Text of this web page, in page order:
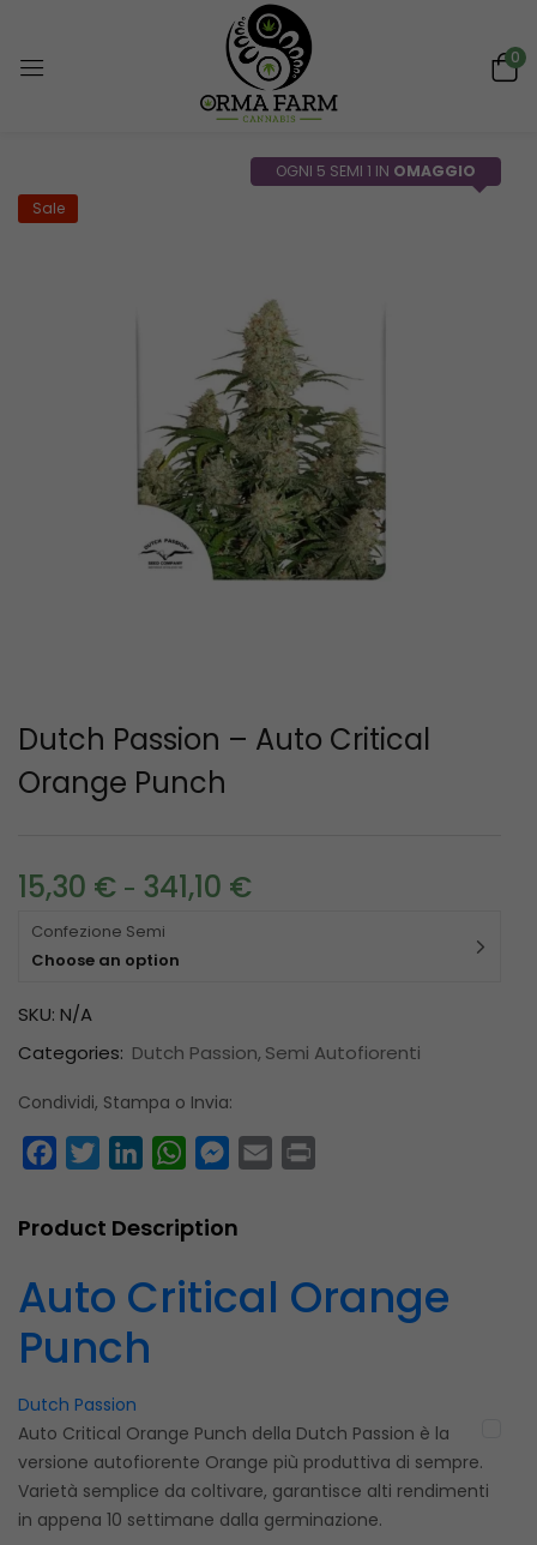
0
Sale
Dutch Passion – Auto Critical
Orange Punch
15,30 € - 341,10 €
Confezione Semi
Choose an option
SKU: N/A
Categories: Dutch Passion Semi Autofiorenti
Condividi, Stampa o Invia:
FacebookTwitterLinkedInWhatsAppMessenger
Email
Product Description
Auto Critical Orange
Punch
Dutch Passion
OGNI 5 SEMI 1 IN OMAGGIO
Auto Critical Orange Punch della Dutch Passion è la
versione autofiorente Orange più produttiva di sempre.
Varietà semplice da coltivare, garantisce alti rendimenti
in appena 10 settimane dalla germinazione.